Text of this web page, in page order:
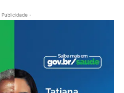
Publicidade -